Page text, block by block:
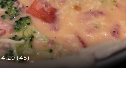
4.29 (45)